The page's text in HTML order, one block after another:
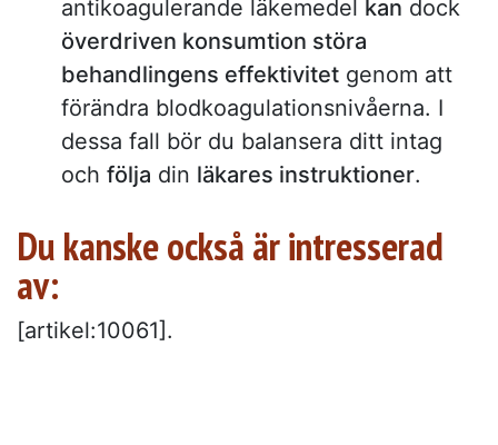
antikoagulerande läkemedel kan dock
överdriven konsumtion störa
behandlingens effektivitet genom att
förändra blodkoagulationsnivåerna. I
dessa fall bör du balansera ditt intag
och följa din läkares instruktioner.
Du kanske också är intresserad
av:
[artikel:10061].